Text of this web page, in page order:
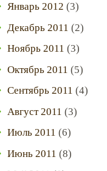
Январь 2012 (3)
Декабрь 2011 (2)
Ноябрь 2011 (3)
Октябрь 2011 (5)
Сентябрь 2011 (4)
Август 2011 (3)
Июль 2011 (6)
Июнь 2011 (8)